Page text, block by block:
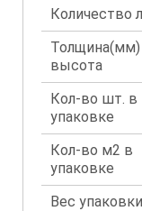
Количество
Толщина(мм)
высота
Кол-во шт. в
упаковке
Кол-во м2 в
упаковке
Вес